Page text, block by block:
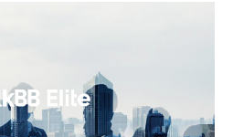
非盈利组织